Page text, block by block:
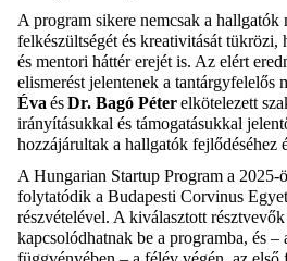
A program sikere nemcsak a hallgatók
felkészültségét és kreativitását tükrözi,
és mentori háttér erejét is. Az elért
elismerést jelentenek a tantárgyfelelős
Éva ésDr. Bagó Péterelkötelezett
irányításukkal és támogatásukkal
hozzájárultak a hallgatók fejlődéséhez
A Hungarian Startup Program a 2025-
folytatódik a Budapesti Corvinus
részvételével. A kiválasztott
kapcsolódhatnak be a programba, és –